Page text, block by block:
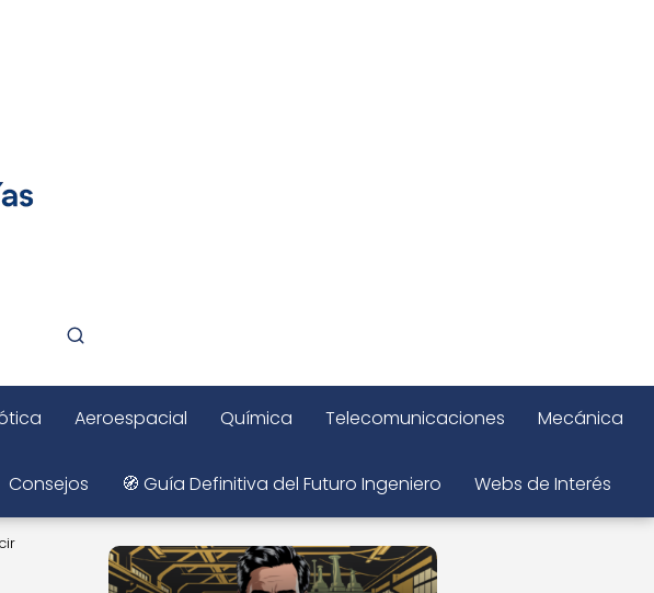
Aeroespacial Química Telecomunicaciones Mecánica
Consejos 🧭 Guía Definitiva del Futuro Ingeniero Webs de Interés